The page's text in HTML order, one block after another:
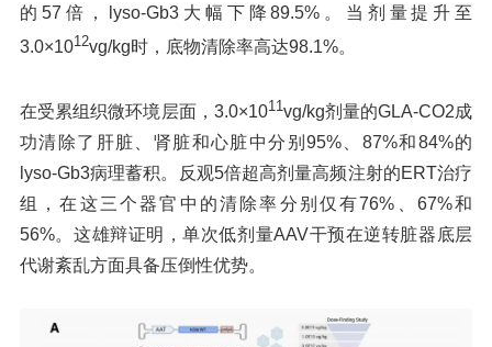
的57倍，lyso-Gb3大幅下降89.5%。当剂量提升至
3.0×1012vg/kg时，底物清除率高达98.1%。
在受累组织微环境层面，3.0×1011vg/kg剂量的GLA-CO2成
功清除了肝脏、肾脏和心脏中分别95%、87%和84%的
lyso-Gb3病理蓄积。反观5倍超高剂量高频注射的ERT治疗
组，在这三个器官中的清除率分别仅有76%、67%和
56%。这雄辩证明，单次低剂量AAV干预在逆转脏器底层
代谢紊乱方面具备压倒性优势。